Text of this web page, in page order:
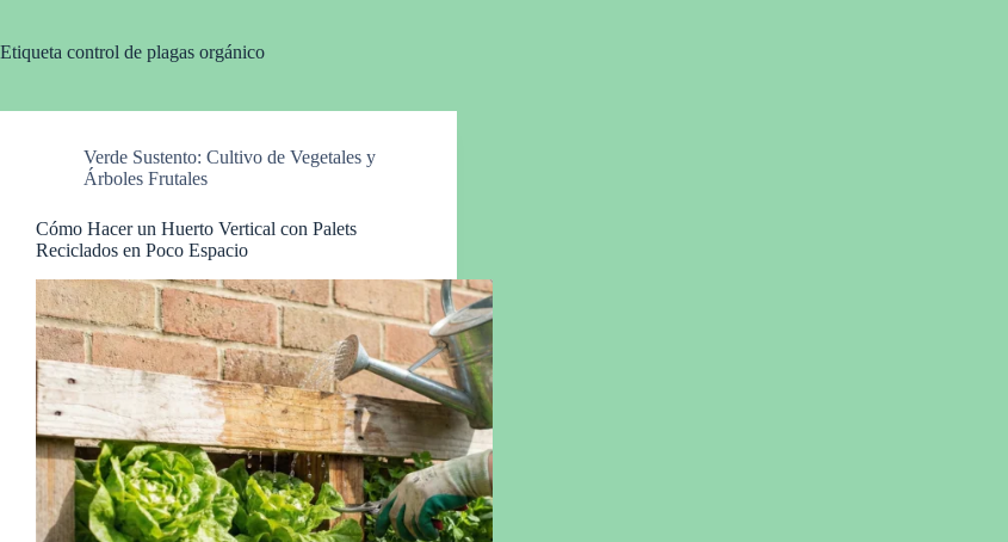
Etiqueta control de plagas orgánico
Verde Sustento: Cultivo de Vegetales y
Árboles Frutales
Cómo Hacer un Huerto Vertical con Palets
Reciclados en Poco Espacio